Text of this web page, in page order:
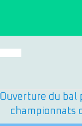
Ouverture du bal
championnats